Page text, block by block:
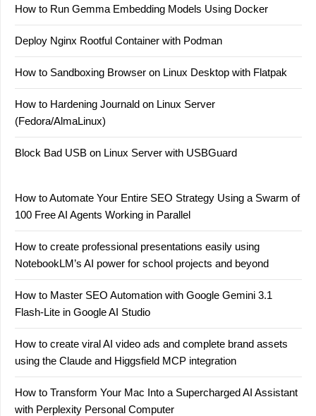
How to Run Gemma Embedding Models Using Docker
Deploy Nginx Rootful Container with Podman
How to Sandboxing Browser on Linux Desktop with Flatpak
How to Hardening Journald on Linux Server
(Fedora/AlmaLinux)
Block Bad USB on Linux Server with USBGuard
How to Automate Your Entire SEO Strategy Using a Swarm of
100 Free AI Agents Working in Parallel
How to create professional presentations easily using
NotebookLM’s AI power for school projects and beyond
How to Master SEO Automation with Google Gemini 3.1
Flash-Lite in Google AI Studio
How to create viral AI video ads and complete brand assets
using the Claude and Higgsfield MCP integration
How to Transform Your Mac Into a Supercharged AI Assistant
with Perplexity Personal Computer